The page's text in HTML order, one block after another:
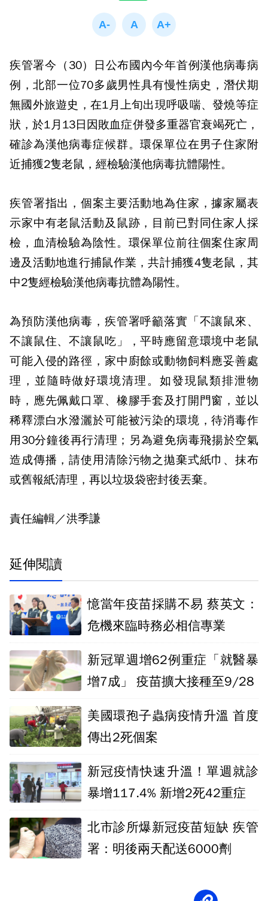
疾管署今（30）日公布國內今年首例漢他病毒病
例，北部一位70多歲男性具有慢性病史，潛伏期
無國外旅遊史，在1月上旬出現呼吸喘、發燒等症
狀，於1月13日因敗血症併發多重器官衰竭死亡，
確診為漢他病毒症候群。環保單位在男子住家附
近捕獲2隻老鼠，經檢驗漢他病毒抗體陽性。
疾管署指出，個案主要活動地為住家，據家屬表
示家中有老鼠活動及鼠跡，目前已對同住家人採
檢，血清檢驗為陰性。環保單位前往個案住家周
邊及活動地進行捕鼠作業，共計捕獲4隻老鼠，其
中2隻經檢驗漢他病毒抗體為陽性。
為預防漢他病毒，疾管署呼籲落實「不讓鼠來、
不讓鼠住、不讓鼠吃」，平時應留意環境中老鼠
可能入侵的路徑，家中廚餘或動物飼料應妥善處
理，並隨時做好環境清理。如發現鼠類排泄物
時，應先佩戴口罩、橡膠手套及打開門窗，並以
稀釋漂白水潑灑於可能被污染的環境，待消毒作
用30分鐘後再行清理；另為避免病毒飛揚於空氣
造成傳播，請使用清除污物之拋棄式紙巾、抹布
或舊報紙清理，再以垃圾袋密封後丟棄。
責任編輯／洪季謙
延伸閱讀
憶當年疫苗採購不易 蔡英文：
危機來臨時務必相信專業
新冠單週增62例重症「就醫暴
增7成」 疫苗擴大接種至9/28
美國環孢子蟲病疫情升溫 首度
傳出2死個案
新冠疫情快速升溫！單週就診
暴增117.4% 新增2死42重症
北市診所爆新冠疫苗短缺 疾管
署：明後兩天配送6000劑